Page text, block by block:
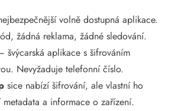
volně dostupná aplikace.
žádná reklama, žádné sledování.
švýcarská aplikace s šifrováním
Nevyžaduje telefonní číslo.
sice nabízí šifrování, ale vlastní ho
a informace o zařízení.